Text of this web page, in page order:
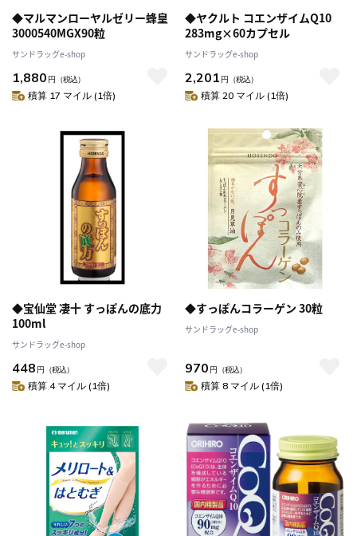
◆マルマンローヤルゼリー蜂皇
3000540MGX90粒
サンドラッグe-shop
1,880 円 （税込）
積算 17 マイル (1倍)
◆ヤクルト コエンザイムQ10
283mg×60カプセル
サンドラッグe-shop
2,201 円 （税込）
積算 20 マイル (1倍)
◆宝仙堂 凄十 すっぽんの底力
100ml
サンドラッグe-shop
448 円 （税込）
積算 4 マイル (1倍)
◆すっぽんコラーゲン 30粒
サンドラッグe-shop
970 円 （税込）
積算 8 マイル (1倍)